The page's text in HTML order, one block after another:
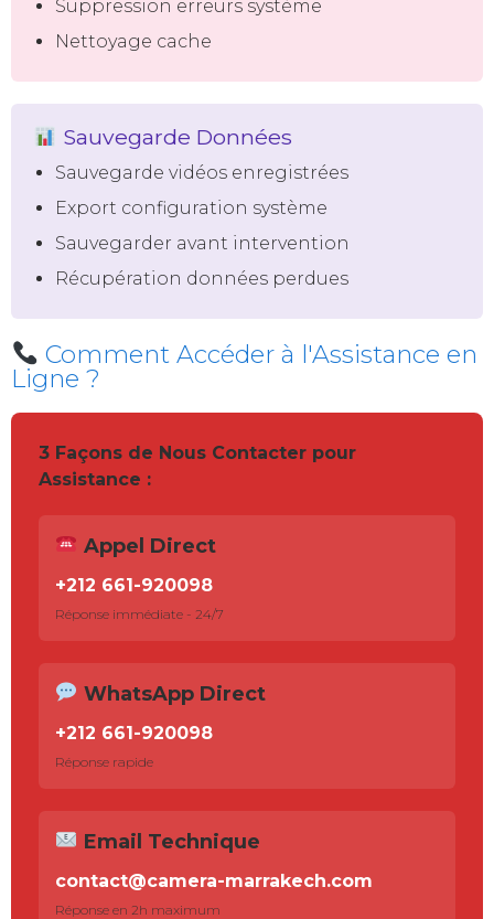
Suppression erreurs système
Nettoyage cache
Sauvegarde Données
Sauvegarde vidéos enregistrées
Export configuration système
Sauvegarder avant intervention
Récupération données perdues
Comment Accéder à l'Assistance en
Ligne ?
3 Façons de Nous Contacter pour
Assistance :
Appel Direct
+212 661-920098
Réponse immédiate - 24/7
WhatsApp Direct
+212 661-920098
Réponse rapide
Email Technique
contact@camera-marrakech.com
Réponse en 2h maximum